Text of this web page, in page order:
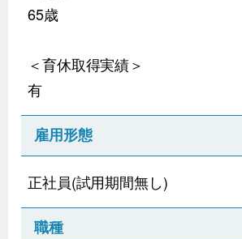
65歳
＜育休取得実績＞
有
雇用形態
正社員(試用期間無し)
職種